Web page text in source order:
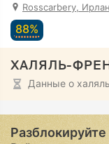
Rosscarbery,
88%
ХАЛЯЛЬ-
Данные о
Разблокируйте